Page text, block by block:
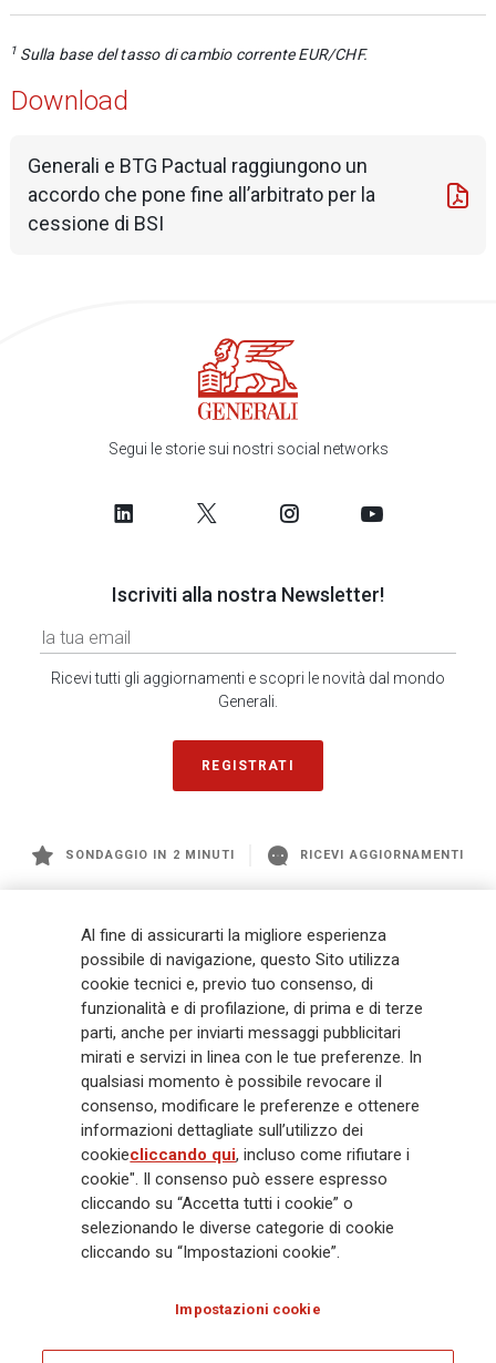
1 Sulla base del tasso di cambio corrente EUR/CHF.
Download
Generali e BTG Pactual raggiungono un
accordo che pone fine all’arbitrato per la
cessione di BSI
Segui le storie sui nostri social networks
Iscriviti alla nostra Newsletter!
Ricevi tutti gli aggiornamenti e scopri le novità dal mondo
Generali.
REGISTRATI
SONDAGGIO IN 2 MINUTI RICEVI AGGIORNAMENTI
management a livello globale, con premi complessivi pari a € 98,1
miliardi e € 900 miliardi di AUM nel 2025. Fondato nel 1831, con oltre 88
mila dipendenti e 163 mila agenti che servono 75 milioni di clienti, il
Gruppo ha una posizione di leadership in Europa e una presenza
crescente in Asia e America. Al centro della strategia di Generali c'è il suo
impegno Lifetime Partner verso i clienti, realizzato attraverso soluzioni
innovative e personalizzate, un'esperienza cliente di prima classe e le sue
capacità di distribuzione globale digitalizzata. Il Gruppo ha
completamente integrato la sostenibilità in tutte le scelte strategiche, con
l'obiettivo di creare valore per tutti gli stakeholder mentre costruisce una
società più equa e resiliente.
Legal Info Cookie Policy Privacy & GDPR
Al fine di assicurarti la migliore esperienza
possibile di navigazione, questo Sito utilizza
cookie tecnici e, previo tuo consenso, di
funzionalità e di profilazione, di prima e di terze
parti, anche per inviarti messaggi pubblicitari
mirati e servizi in linea con le tue preferenze. In
qualsiasi momento è possibile revocare il
consenso, modificare le preferenze e ottenere
informazioni dettagliate sull’utilizzo dei
cookiecliccando qui, incluso come rifiutare i
cookie". Il consenso può essere espresso
cliccando su “Accetta tutti i cookie” o
selezionando le diverse categorie di cookie
cliccando su “Impostazioni cookie”.
Impostazioni cookie